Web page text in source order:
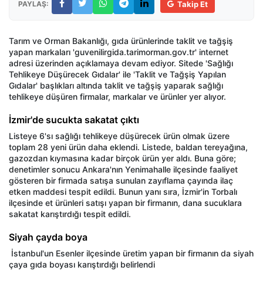
PAYLAŞ: Takip Et
Tarım ve Orman Bakanlığı, gıda ürünlerinde taklit ve tağşiş
yapan markaları 'guvenilirgida.tarimorman.gov.tr' internet
adresi üzerinden açıklamaya devam ediyor. Sitede 'Sağlığı
Tehlikeye Düşürecek Gıdalar' ile 'Taklit ve Tağşiş Yapılan
Gıdalar' başlıkları altında taklit ve tağşiş yaparak sağlığı
tehlikeye düşüren firmalar, markalar ve ürünler yer alıyor.
İzmir'de sucukta sakatat çıktı
Listeye 6'sı sağlığı tehlikeye düşürecek ürün olmak üzere
toplam 28 yeni ürün daha eklendi. Listede, baldan tereyağına,
gazozdan kıymasına kadar birçok ürün yer aldı. Buna göre;
denetimler sonucu Ankara'nın Yenimahalle ilçesinde faaliyet
gösteren bir firmada satışa sunulan zayıflama çayında ilaç
etken maddesi tespit edildi. Bunun yanı sıra, İzmir'in Torbalı
ilçesinde et ürünleri satışı yapan bir firmanın, dana sucuklara
sakatat karıştırdığı tespit edildi.
Siyah çayda boya
İstanbul'un Esenler ilçesinde üretim yapan bir firmanın da siyah
çaya gıda boyası karıştırdığı belirlendi